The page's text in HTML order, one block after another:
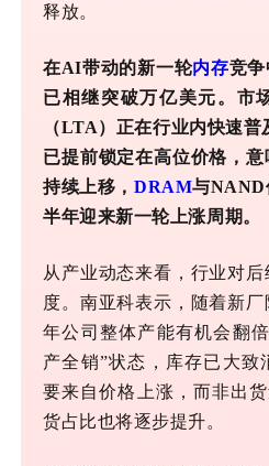
释放。
在AI带动的新一轮内存竞
已相继突破万亿美元。市
（LTA）正在行业内快速
已提前锁定在高位价格，
持续上移，DRAM与NAND
半年迎来新一轮上涨周期。
从产业动态来看，行业对
度。南亚科表示，随着新
年公司整体产能有机会翻
产全销”状态，库存已大致
要来自价格上涨，而非出
货占比也将逐步提升。